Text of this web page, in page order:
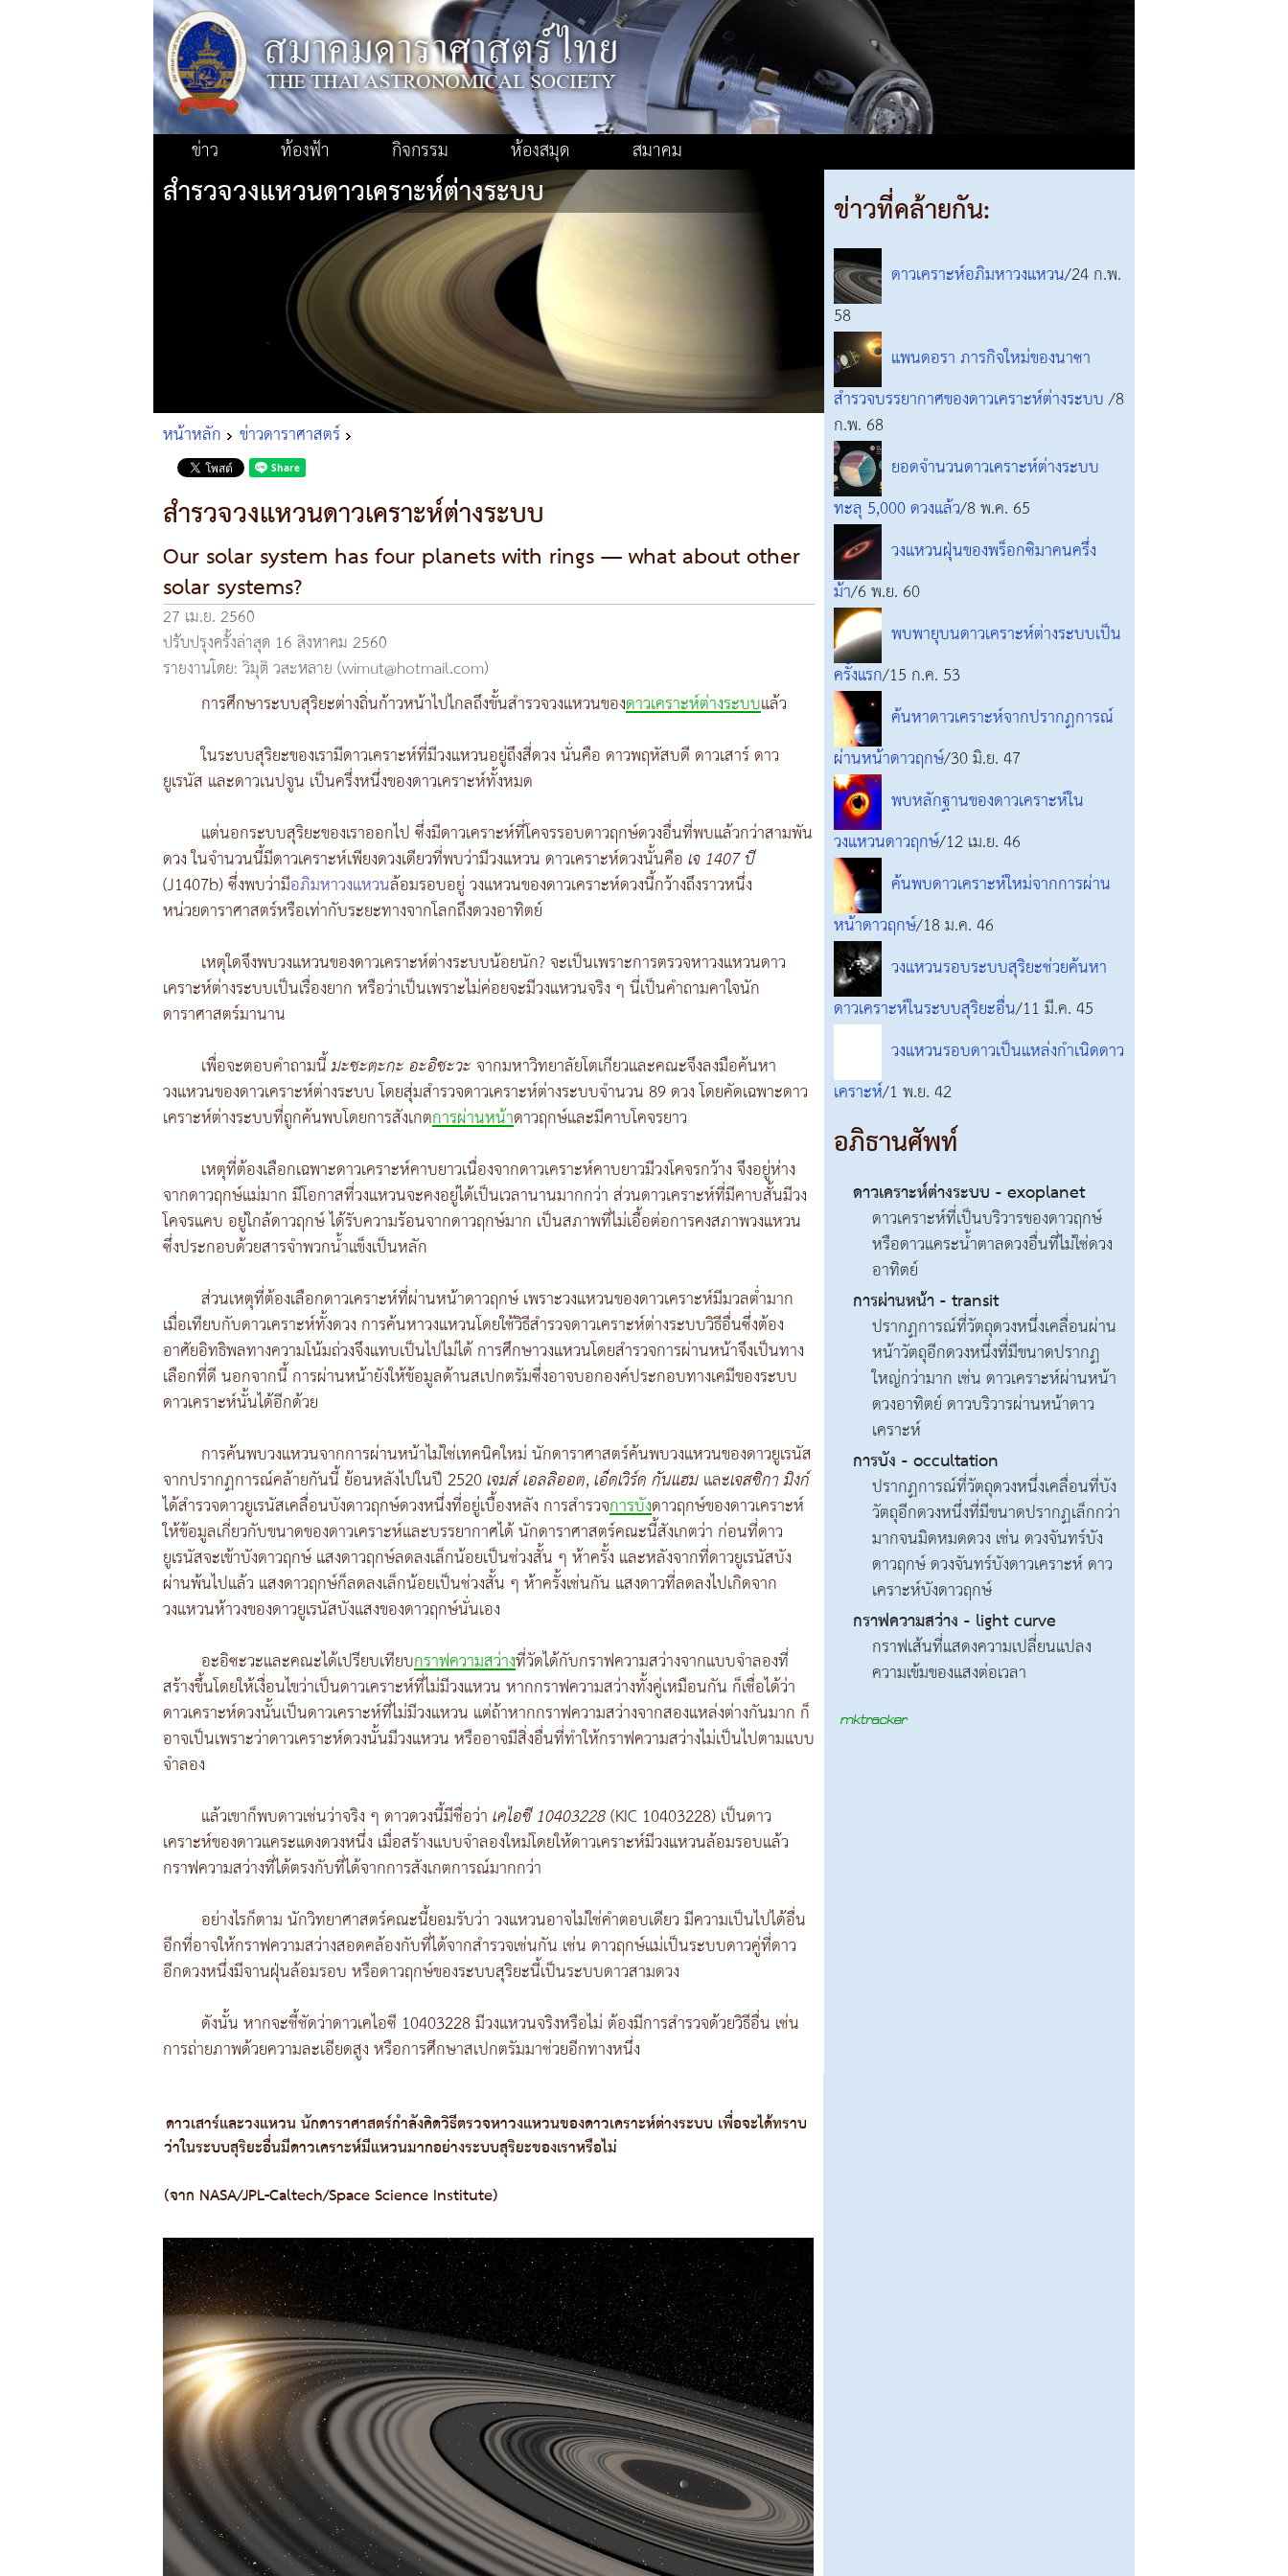
ข่าว ท้องฟ้า กิจกรรม ห้องสมุด สมาคม
สำรวจวงแหวนดาวเคราะห์ต่างระบบ
หน้าหลัก ข่าวดาราศาสตร์
สำรวจวงแหวนดาวเคราะห์ต่างระบบ
Our solar system has four planets with rings — what about other
solar systems?
27 เม.ย. 2560
ปรับปรุงครั้งล่าสุด 16 สิงหาคม 2560
รายงานโดย: วิมุติ วสะหลาย (wimut@hotmail.com)
การศึกษาระบบสุริยะต่างถิ่นก้าวหน้าไปไกลถึงขั้นสำรวจวงแหวนของดาวเคราะห์ต่างระบบแล้ว
ในระบบสุริยะของเรามีดาวเคราะห์ที่มีวงแหวนอยู่ถึงสี่ดวง นั่นคือ ดาวพฤหัสบดี ดาวเสาร์ ดาว
ยูเรนัส และดาวเนปจูน เป็นครึ่งหนึ่งของดาวเคราะห์ทั้งหมด
แต่นอกระบบสุริยะของเราออกไป ซึ่งมีดาวเคราะห์ที่โคจรรอบดาวฤกษ์ดวงอื่นที่พบแล้วกว่าสามพัน
ดวง ในจำนวนนี้มีดาวเคราะห์เพียงดวงเดียวที่พบว่ามีวงแหวน ดาวเคราะห์ดวงนั้นคือเจ 1407 บี
(J1407b) ซึ่งพบว่ามีอภิมหาวงแหวนล้อมรอบอยู่ วงแหวนของดาวเคราะห์ดวงนี้กว้างถึงราวหนึ่ง
หน่วยดาราศาสตร์หรือเท่ากับระยะทางจากโลกถึงดวงอาทิตย์
เหตุใดจึงพบวงแหวนของดาวเคราะห์ต่างระบบน้อยนัก? จะเป็นเพราะการตรวจหาวงแหวนดาว
เคราะห์ต่างระบบเป็นเรื่องยาก หรือว่าเป็นเพราะไม่ค่อยจะมีวงแหวนจริง ๆ นี่เป็นคำถามคาใจนัก
ดาราศาสตร์มานาน
เพื่อจะตอบคำถามนี้มะซะตะกะ อะอิซะวะจากมหาวิทยาลัยโตเกียวและคณะจึงลงมือค้นหา
วงแหวนของดาวเคราะห์ต่างระบบ โดยสุ่มสำรวจดาวเคราะห์ต่างระบบจำนวน 89 ดวง โดยคัดเฉพาะดาว
เคราะห์ต่างระบบที่ถูกค้นพบโดยการสังเกตการผ่านหน้าดาวฤกษ์และมีคาบโคจรยาว
เหตุที่ต้องเลือกเฉพาะดาวเคราะห์คาบยาวเนื่องจากดาวเคราะห์คาบยาวมีวงโคจรกว้าง จึงอยู่ห่าง
จากดาวฤกษ์แม่มาก มีโอกาสที่วงแหวนจะคงอยู่ได้เป็นเวลานานมากกว่า ส่วนดาวเคราะห์ที่มีคาบสั้นมีวง
โคจรแคบ อยู่ใกล้ดาวฤกษ์ ได้รับความร้อนจากดาวฤกษ์มาก เป็นสภาพที่ไม่เอื้อต่อการคงสภาพวงแหวน
ซึ่งประกอบด้วยสารจำพวกน้ำแข็งเป็นหลัก
ส่วนเหตุที่ต้องเลือกดาวเคราะห์ที่ผ่านหน้าดาวฤกษ์ เพราะวงแหวนของดาวเคราะห์มีมวลต่ำมาก
เมื่อเทียบกับดาวเคราะห์ทั้งดวง การค้นหาวงแหวนโดยใช้วิธีสำรวจดาวเคราะห์ต่างระบบวิธีอื่นซึ่งต้อง
อาศัยอิทธิพลทางความโน้มถ่วงจึงแทบเป็นไปไม่ได้ การศึกษาวงแหวนโดยสำรวจการผ่านหน้าจึงเป็นทาง
เลือกที่ดี นอกจากนี้ การผ่านหน้ายังให้ข้อมูลด้านสเปกตรัมซึ่งอาจบอกองค์ประกอบทางเคมีของระบบ
ดาวเคราะห์นั้นได้อีกด้วย
การค้นพบวงแหวนจากการผ่านหน้าไม่ใช่เทคนิคใหม่ นักดาราศาสตร์ค้นพบวงแหวนของดาวยูเรนัส
จากปรากฏการณ์คล้ายกันนี้ ย้อนหลังไปในปี 2520เจมส์ เอลลิออต,เอ็ดเวิร์ด กันแฮมและเจสซิกา มิงก์
ได้สำรวจดาวยูเรนัสเคลื่อนบังดาวฤกษ์ดวงหนึ่งที่อยู่เบื้องหลัง การสำรวจการบังดาวฤกษ์ของดาวเคราะห์
ให้ข้อมูลเกี่ยวกับขนาดของดาวเคราะห์และบรรยากาศได้ นักดาราศาสตร์คณะนี้สังเกตว่า ก่อนที่ดาว
ยูเรนัสจะเข้าบังดาวฤกษ์ แสงดาวฤกษ์ลดลงเล็กน้อยเป็นช่วงสั้น ๆ ห้าครั้ง และหลังจากที่ดาวยูเรนัสบัง
ผ่านพ้นไปแล้ว แสงดาวฤกษ์ก็ลดลงเล็กน้อยเป็นช่วงสั้น ๆ ห้าครั้งเช่นกัน แสงดาวที่ลดลงไปเกิดจาก
วงแหวนห้าวงของดาวยูเรนัสบังแสงของดาวฤกษ์นั่นเอง
อะอิซะวะและคณะได้เปรียบเทียบกราฟความสว่างที่วัดได้กับกราฟความสว่างจากแบบจำลองที่
สร้างขึ้นโดยให้เงื่อนไขว่าเป็นดาวเคราะห์ที่ไม่มีวงแหวน หากกราฟความสว่างทั้งคู่เหมือนกัน ก็เชื่อได้ว่า
ดาวเคราะห์ดวงนั้นเป็นดาวเคราะห์ที่ไม่มีวงแหวน แต่ถ้าหากกราฟความสว่างจากสองแหล่งต่างกันมาก ก็
อาจเป็นเพราะว่าดาวเคราะห์ดวงนั้นมีวงแหวน หรืออาจมีสิ่งอื่นที่ทำให้กราฟความสว่างไม่เป็นไปตามแบบ
จำลอง
แล้วเขาก็พบดาวเช่นว่าจริง ๆ ดาวดวงนี้มีชื่อว่าเคไอซี 10403228(KIC 10403228) เป็นดาว
เคราะห์ของดาวแคระแดงดวงหนึ่ง เมื่อสร้างแบบจำลองใหม่โดยให้ดาวเคราะห์มีวงแหวนล้อมรอบแล้ว
กราฟความสว่างที่ได้ตรงกับที่ได้จากการสังเกตการณ์มากกว่า
อย่างไรก็ตาม นักวิทยาศาสตร์คณะนี้ยอมรับว่า วงแหวนอาจไม่ใช่คำตอบเดียว มีความเป็นไปได้อื่น
อีกที่อาจให้กราฟความสว่างสอดคล้องกับที่ได้จากสำรวจเช่นกัน เช่น ดาวฤกษ์แม่เป็นระบบดาวคู่ที่ดาว
อีกดวงหนึ่งมีจานฝุ่นล้อมรอบ หรือดาวฤกษ์ของระบบสุริยะนี้เป็นระบบดาวสามดวง
ดังนั้น หากจะชี้ชัดว่าดาวเคไอซี 10403228 มีวงแหวนจริงหรือไม่ ต้องมีการสำรวจด้วยวิธีอื่น เช่น
การถ่ายภาพด้วยความละเอียดสูง หรือการศึกษาสเปกตรัมมาช่วยอีกทางหนึ่ง
ข่าวที่คล้ายกัน:
ดาวเคราะห์อภิมหาวงแหวน/24 ก.พ.
58
แพนดอรา ภารกิจใหม่ของนาซา
สำรวจบรรยากาศของดาวเคราะห์ต่างระบบ/8
ก.พ. 68
ยอดจำนวนดาวเคราะห์ต่างระบบ
ทะลุ 5,000 ดวงแล้ว/8 พ.ค. 65
วงแหวนฝุ่นของพร็อกซิมาคนครึ่ง
ม้า/6 พ.ย. 60
พบพายุบนดาวเคราะห์ต่างระบบเป็น
ครั้งแรก/15 ก.ค. 53
ค้นหาดาวเคราะห์จากปรากฏการณ์
ผ่านหน้าดาวฤกษ์/30 มิ.ย. 47
พบหลักฐานของดาวเคราะห์ใน
วงแหวนดาวฤกษ์/12 เม.ย. 46
ค้นพบดาวเคราะห์ใหม่จากการผ่าน
หน้าดาวฤกษ์/18 ม.ค. 46
วงแหวนรอบระบบสุริยะช่วยค้นหา
ดาวเคราะห์ในระบบสุริยะอื่น/11 มี.ค. 45
วงแหวนรอบดาวเป็นแหล่งกำเนิดดาว
เคราะห์/1 พ.ย. 42
อภิธานศัพท์
ดาวเคราะห์ต่างระบบ - exoplanet
ดาวเคราะห์ที่เป็นบริวารของดาวฤกษ์
หรือดาวแคระน้ำตาลดวงอื่นที่ไม่ใช่ดวง
อาทิตย์
การผ่านหน้า - transit
ปรากฏการณ์ที่วัตถุดวงหนึ่งเคลื่อนผ่าน
หน้าวัตถุอีกดวงหนึ่งที่มีขนาดปรากฏ
ใหญ่กว่ามาก เช่น ดาวเคราะห์ผ่านหน้า
ดวงอาทิตย์ ดาวบริวารผ่านหน้าดาว
เคราะห์
การบัง - occultation
ปรากฏการณ์ที่วัตถุดวงหนึ่งเคลื่อนที่บัง
วัตถุอีกดวงหนึ่งที่มีขนาดปรากฏเล็กกว่า
มากจนมิดหมดดวง เช่น ดวงจันทร์บัง
ดาวฤกษ์ ดวงจันทร์บังดาวเคราะห์ ดาว
เคราะห์บังดาวฤกษ์
กราฟความสว่าง - light curve
กราฟเส้นที่แสดงความเปลี่ยนแปลง
ความเข้มของแสงต่อเวลา
ดาวเสาร์และวงแหวน นักดาราศาสตร์กำลังคิดวิธีตรวจหาวงแหวนของดาวเคราะห์ต่างระบบ เพื่อจะได้ทราบ
ว่าในระบบสุริยะอื่นมีดาวเคราะห์มีแหวนมากอย่างระบบสุริยะของเราหรือไม่
(จาก NASA/JPL-Caltech/Space Science Institute)